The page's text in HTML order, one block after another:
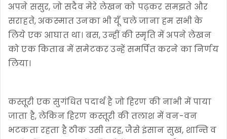
अपने ससुर, जो सदैव मेरे लेखन को पढ़कर समझते और
सराहते, अकस्मात उनका भी यूँ चले जाना हम सभी के
लिये एक आघात था। बस, उन्हीं की स्मृति में अपने लेखन
को एक किताब में समेटकर उन्हें समर्पित करने का निर्णय
लिया।
कस्तूरी एक सुगंधित पदार्थ है जो हिरण की नाभी में पाया
जाता है, लेकिन हिरण कस्तूरी की तलाश में वन-वन
भटकता रहता है ठीक उसी तरह, जैसे इंसान सुख, शान्ति व